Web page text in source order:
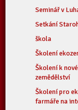
Seminář v
Setkání
škola
Školení
Školení k
zemědělství
Školení pro
farmáře na